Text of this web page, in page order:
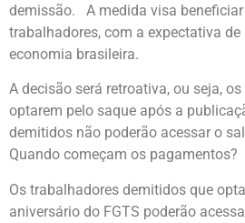
demissão. A medida visa
trabalhadores, com a expectativa
economia brasileira.
A decisão será retroativa, ou seja,
optarem pelo saque após a
demitidos não poderão acessar o
Quando começam os pagamentos?
Os trabalhadores demitidos que
aniversário do FGTS poderão